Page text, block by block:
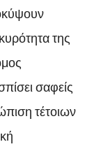
της
σαφείς
τέτοιων